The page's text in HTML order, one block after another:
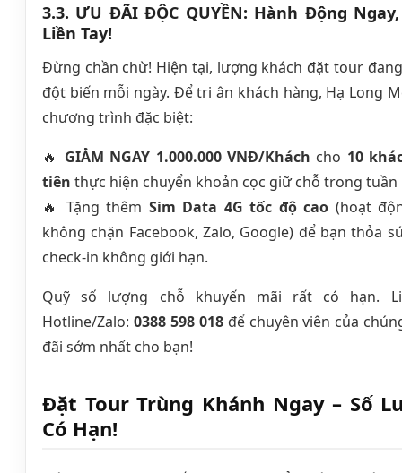
3.3. ƯU ĐÃI ĐỘC QUYỀN: Hành Động
Liền Tay!
Đừng chần chừ! Hiện tại, lượng khách đặt tour
đột biến mỗi ngày. Để tri ân khách hàng, Hạ Long
chương trình đặc biệt:
🔥 GIẢM NGAY 1.000.000 VNĐ/Khách cho 10
tiên thực hiện chuyển khoản cọc giữ chỗ trong tuần
🔥 Tặng thêm Sim Data 4G tốc độ cao (hoạt
không chặn Facebook, Zalo, Google) để bạn thỏa
check-in không giới hạn.
Quỹ số lượng chỗ khuyến mãi rất có hạn.
Hotline/Zalo: 0388 598 018để chuyên viên của
đãi sớm nhất cho bạn!
Đặt Tour Trùng Khánh Ngay – Số
Có Hạn!